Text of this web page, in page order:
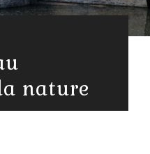
nature